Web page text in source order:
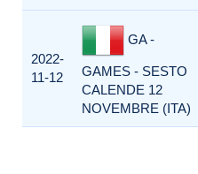
2022-
11-12
GA -
GAMES - SESTO
CALENDE 12
NOVEMBRE (ITA)